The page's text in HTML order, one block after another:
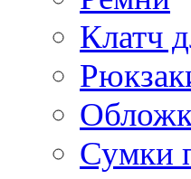
Клатч
Сумки